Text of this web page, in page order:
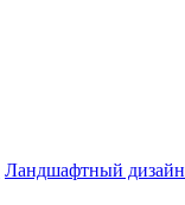
Ландшафтный дизайн